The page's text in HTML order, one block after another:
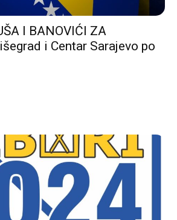
I BANOVIĆI ZA
i Centar Sarajevo po